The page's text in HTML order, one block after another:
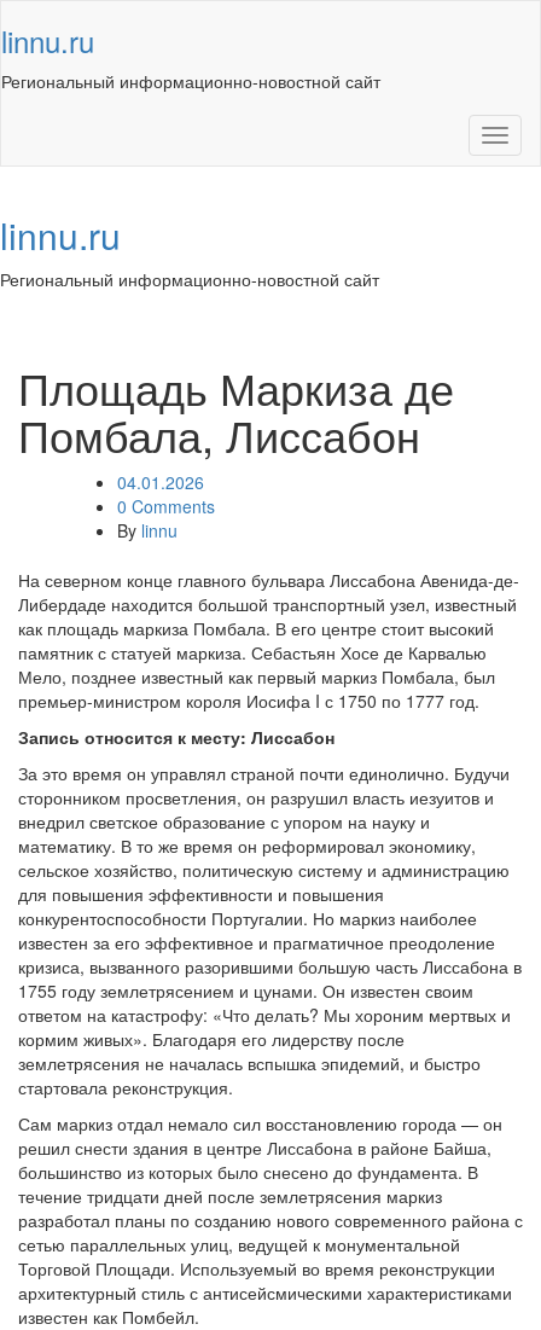
to
content
linnu.ru
Региональный информационно-новостной сайт
linnu.ru
Региональный информационно-новостной сайт
Площадь Маркиза де
Помбала, Лиссабон
04.01.2026
0 Comments
By linnu
На северном конце главного бульвара Лиссабона Авенида-де-
Либердаде находится большой транспортный узел, известный
как площадь маркиза Помбала. В его центре стоит высокий
памятник с статуей маркиза. Себастьян Хосе де Карвалью
Мело, позднее известный как первый маркиз Помбала, был
премьер-министром короля Иосифа I с 1750 по 1777 год.
Запись относится к месту: Лиссабон
За это время он управлял страной почти единолично. Будучи
сторонником просветления, он разрушил власть иезуитов и
внедрил светское образование с упором на науку и
математику. В то же время он реформировал экономику,
сельское хозяйство, политическую систему и администрацию
для повышения эффективности и повышения
конкурентоспособности Португалии. Но маркиз наиболее
известен за его эффективное и прагматичное преодоление
кризиса, вызванного разорившими большую часть Лиссабона в
1755 году землетрясением и цунами. Он известен своим
ответом на катастрофу: «Что делать? Мы хороним мертвых и
кормим живых». Благодаря его лидерству после
землетрясения не началась вспышка эпидемий, и быстро
стартовала реконструкция.
Сам маркиз отдал немало сил восстановлению города — он
решил снести здания в центре Лиссабона в районе Байша,
большинство из которых было снесено до фундамента. В
течение тридцати дней после землетрясения маркиз
разработал планы по созданию нового современного района с
сетью параллельных улиц, ведущей к монументальной
Торговой Площади. Используемый во время реконструкции
архитектурный стиль с антисейсмическими характеристиками
известен как Помбейл.